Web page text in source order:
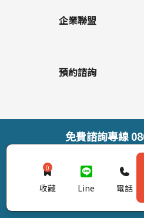
遊學懶人包
語言學校/生活
企業聯盟
上學院留學
遊學隨身秘書
預約諮詢
線上直接報名
索取遊學雜誌
免費諮詢專線
收藏
0
Line 電話